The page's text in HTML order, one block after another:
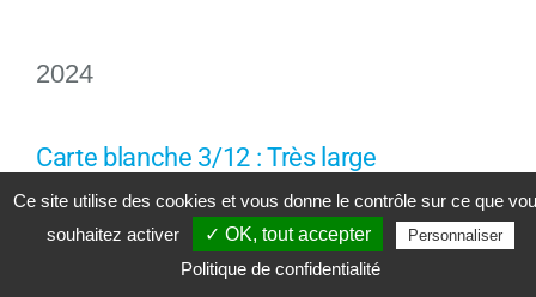
2024
Carte blanche 3/12 : Très large
mobilisation pour les droits
fondamentaux
À l’occasion du 3 décembre - journée internationale des
Ce site utilise des cookies et vous donne le contrôle sur ce que
souhaitez activer
✓ OK, tout accepter Personnaliser
Politique de confidentialité